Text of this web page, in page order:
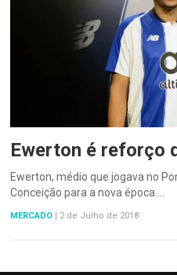
Ewerton é reforço
Ewerton, médio que jogava no
Conceição para a nova época.…
MERCADO | 2 de Julho de 2018